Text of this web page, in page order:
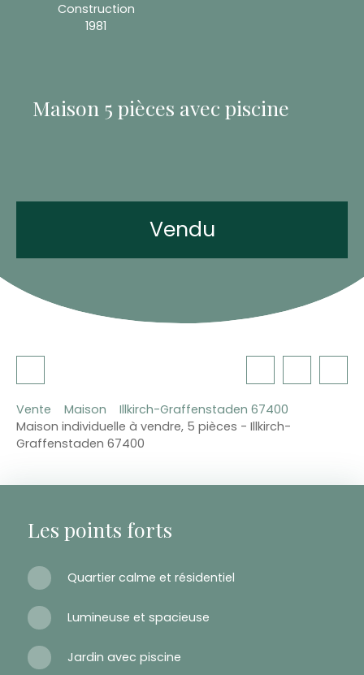
Construction
1981
Maison 5 pièces avec piscine
Vendu
Vente Maison
Illkirch-Graffenstaden 67400
Maison individuelle à vendre, 5 pièces - Illkirch-
Graffenstaden 67400
Les points forts
Quartier calme et résidentiel
Lumineuse et spacieuse
Jardin avec piscine